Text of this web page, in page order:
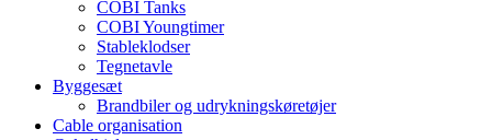
COBI Tanks
COBI Youngtimer
Stableklodser
Tegnetavle
Byggesæt
Brandbiler og udrykningskøretøjer
Cable organisation